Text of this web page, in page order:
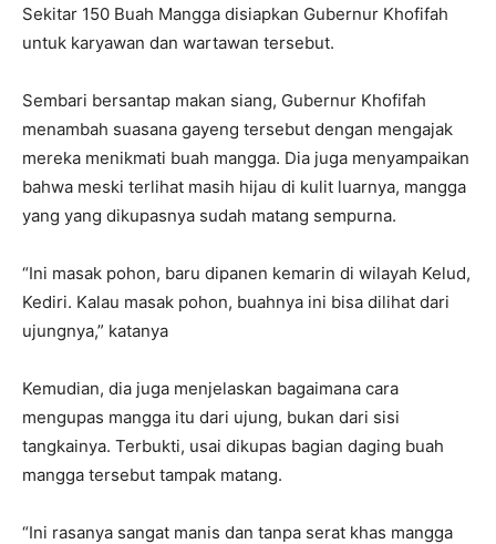
Sekitar 150 Buah Mangga disiapkan Gubernur Khofifah
untuk karyawan dan wartawan tersebut.
Sembari bersantap makan siang, Gubernur Khofifah
menambah suasana gayeng tersebut dengan mengajak
mereka menikmati buah mangga. Dia juga menyampaikan
bahwa meski terlihat masih hijau di kulit luarnya, mangga
yang yang dikupasnya sudah matang sempurna.
“Ini masak pohon, baru dipanen kemarin di wilayah Kelud,
Kediri. Kalau masak pohon, buahnya ini bisa dilihat dari
ujungnya,” katanya
Kemudian, dia juga menjelaskan bagaimana cara
mengupas mangga itu dari ujung, bukan dari sisi
tangkainya. Terbukti, usai dikupas bagian daging buah
mangga tersebut tampak matang.
“Ini rasanya sangat manis dan tanpa serat khas mangga